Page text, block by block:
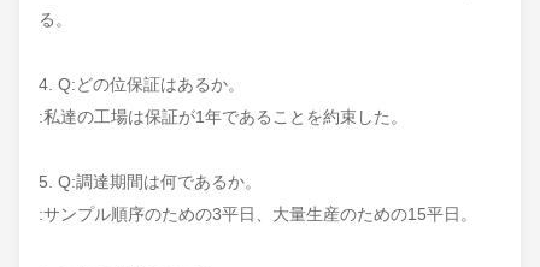
る。
4. Q:どの位保証はあるか。
:私達の工場は保証が1年であることを約束した。
5. Q:調達期間は何であるか。
:サンプル順序のための3平日、大量生産のための15平日。